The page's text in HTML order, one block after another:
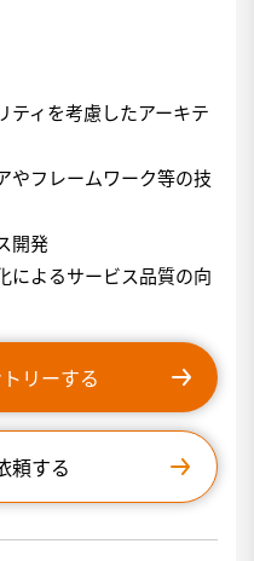
ティを考慮したアーキテ
やフレームワーク等の技
開発
によるサービス品質の向
リーする
頼する